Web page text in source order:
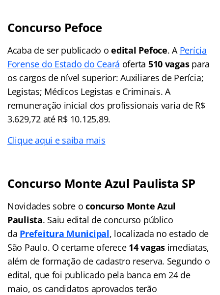
Concurso Pefoce
Acaba de ser publicado oedital Pefoce. A Perícia
Forense do Estado do Ceará oferta 510 vagaspara
os cargos de nível superior: Auxiliares de Perícia;
Legistas; Médicos Legistas e Criminais. A
remuneração inicial dos profissionais varia de R$
3.629,72 até R$ 10.125,89.
Clique aqui e saiba mais
Concurso Monte Azul Paulista SP
Novidades sobre oconcurso Monte Azul
Paulista. Saiu edital de concurso público
da Prefeitura Municipal, localizada no estado de
São Paulo. O certame oferece 14 vagas imediatas,
além de formação de cadastro reserva. Segundo o
edital, que foi publicado pela banca em 24 de
maio, os candidatos aprovados terão